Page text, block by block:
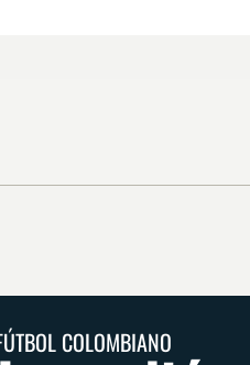
COLOMBIANO